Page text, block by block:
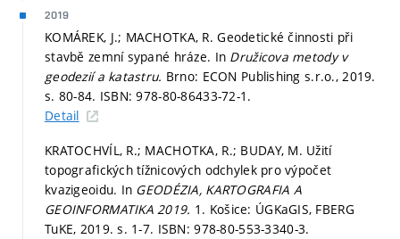
2019
KOMÁREK, J.; MACHOTKA, R. Geodetické činnosti při
stavbě zemní sypané hráze. In Družicova metody v
geodezií a katastru. Brno: ECON Publishing s.r.o., 2019.
s. 80-84. ISBN: 978-80-86433-72-1.
Detail
KRATOCHVÍL, R.; MACHOTKA, R.; BUDAY, M. Užití
topografických tížnicových odchylek pro výpočet
kvazigeoidu. In GEODÉZIA, KARTOGRAFIA A
GEOINFORMATIKA 2019. 1. Košice: ÚGKaGIS, FBERG
TuKE, 2019.s. 1-7. ISBN: 978-80-553-3340-3.